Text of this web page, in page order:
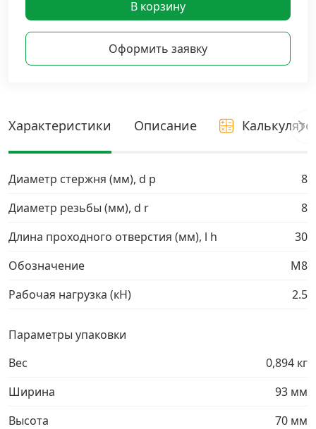
Химический крепеж
Шурупы и саморезы ›
Грузовой крепеж
Комплекты и наборы крепежа
Метрический крепеж
Электро и бензоинструмент, оборудование
Перфорированный крепеж
В корзину
Оформить заявку
Характеристики Описание
Диаметр стержня (мм), d p
8
Диаметр резьбы (мм), d r
8
Длина проходного отверстия (мм), l h
30
Обозначение
М8
Рабочая нагрузка (кН)
2.5
Параметры упаковки
Вес
0,894 кг
Ширина
93 мм
Высота
70 мм